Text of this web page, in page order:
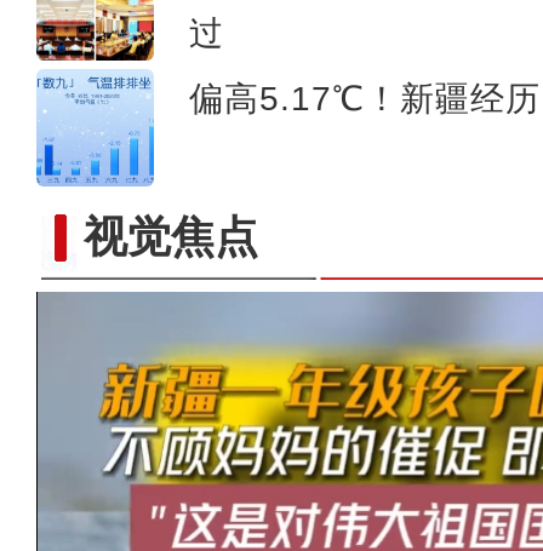
过
偏高5.17℃！新疆经
视觉焦点“阿克苏是个好地方·四季